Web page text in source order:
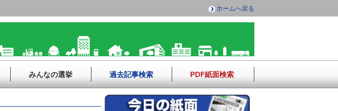
ホームへ戻る
みんなの選挙 過去記事検索 PDF紙面検索